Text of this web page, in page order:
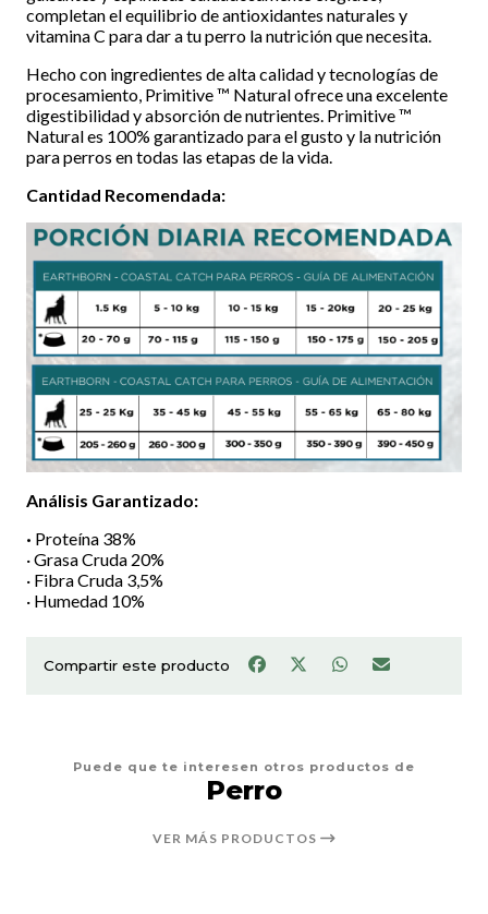
completan el equilibrio de antioxidantes naturales y
vitamina C para dar a tu perro la nutrición que necesita.
Hecho con ingredientes de alta calidad y tecnologías de
procesamiento, Primitive ™ Natural ofrece una excelente
digestibilidad y absorción de nutrientes. Primitive ™
Natural es 100% garantizado para el gusto y la nutrición
para perros en todas las etapas de la vida.
Cantidad Recomendada:
Análisis Garantizado:
· Proteína 38%
· Grasa Cruda 20%
· Fibra Cruda 3,5%
· Humedad 10%
Compartir este producto
Puede que te interesen otros productos de
Perro
VER MÁS PRODUCTOS